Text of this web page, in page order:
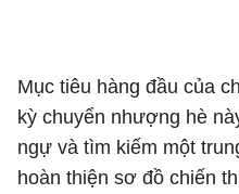
Mục tiêu hàng đầu của
kỳ chuyển nhượng hè
ngự và tìm kiếm một
hoàn thiện sơ đồ chiến